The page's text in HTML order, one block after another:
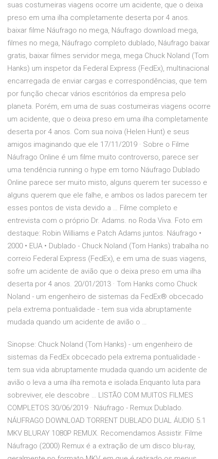
suas costumeiras viagens ocorre um acidente, que o deixa
preso em uma ilha completamente deserta por 4 anos.
baixar filme Náufrago no mega, Náufrago download mega,
filmes no mega, Náufrago completo dublado, Náufrago baixar
gratis, baixar filmes servidor mega, mega Chuck Noland (Tom
Hanks) um inspetor da Federal Express (FedEx), multinacional
encarregada de enviar cargas e correspondências, que tem
por função checar vários escritórios da empresa pelo
planeta. Porém, em uma de suas costumeiras viagens ocorre
um acidente, que o deixa preso em uma ilha completamente
deserta por 4 anos. Com sua noiva (Helen Hunt) e seus
amigos imaginando que ele 17/11/2019 · Sobre o Filme
Náufrago Online é um filme muito controverso, parece ser
uma tendência running o hype em torno Náufrago Dublado
Online parece ser muito misto, alguns querem ter sucesso e
alguns querem que ele falhe, e ambos os lados parecem ter
esses pontos de vista devido a … Filme completo e
entrevista com o próprio Dr. Adams. no Roda Viva. Foto em
destaque: Robin Williams e Patch Adams juntos. Náufrago •
2000 • EUA • Dublado - Chuck Noland (Tom Hanks) trabalha no
correio Federal Express (FedEx), e em uma de suas viagens,
sofre um acidente de avião que o deixa preso em uma ilha
deserta por 4 anos. 20/01/2013 · Tom Hanks como Chuck
Noland - um engenheiro de sistemas da FedEx® obcecado
pela extrema pontualidade - tem sua vida abruptamente
mudada quando um acidente de avião o …
Sinopse: Chuck Noland (Tom Hanks) - um engenheiro de
sistemas da FedEx obcecado pela extrema pontualidade -
tem sua vida abruptamente mudada quando um acidente de
avião o leva a uma ilha remota e isolada.Enquanto luta para
sobreviver, ele descobre … LISTÃO COM MUITOS FILMES
COMPLETOS 30/06/2019 · Náufrago - Remux Dublado.
NÁUFRAGO DOWNLOAD TORRENT DUBLADO DUAL ÁUDIO 5.1
MKV BLURAY 1080P REMUX. Recomendamos Assistir. Filme
Náufrago (2000) Remux é a extração de um disco blu-ray,